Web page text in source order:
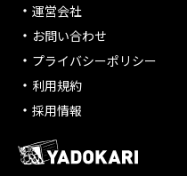
運営会社
お問い合わせ
プライバシーポリシー
利用規約
採用情報